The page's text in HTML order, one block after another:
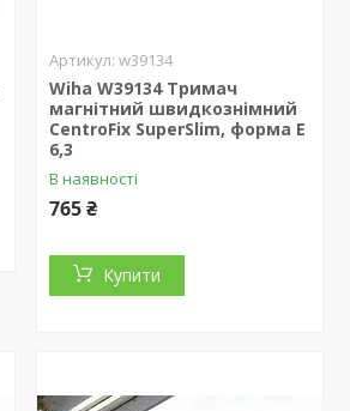
w39134
Wiha W39134 Тримач
магнітний швидкознімний
CentroFix SuperSlim, форма Е
6,3
В наявності
765 ₴
Купити